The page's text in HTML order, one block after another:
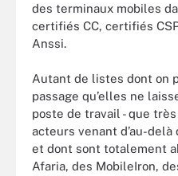
des terminaux mobiles
certifiés CC, certifiés
Anssi.
Autant de listes dont on
passage qu’elles ne
poste de travail - que
acteurs venant d’au-delà
et dont sont totalement
Afaria, des MobileIron,